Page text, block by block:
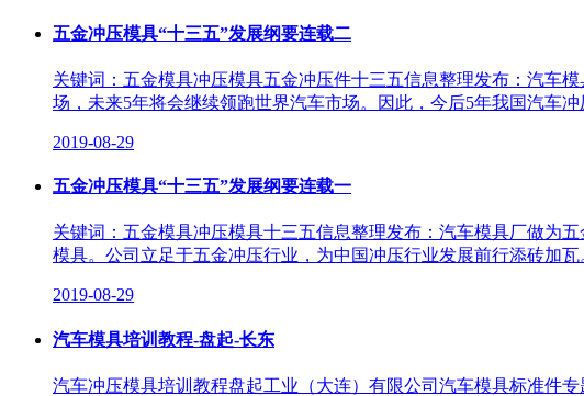
五金冲压模具“十三五”发展纲要连载二
关键词：五金模具冲压模具五金冲压件十三五信息整理发布：汽车
场，未来5年将会继续领跑世界汽车市场。因此，今后5年我国汽车
2019-08-29
五金冲压模具“十三五”发展纲要连载一
关键词：五金模具冲压模具十三五信息整理发布：汽车模具厂做为
模具。公司立足于五金冲压行业，为中国冲压行业发展前行添砖加
2019-08-29
汽车模具培训教程-盘起-长东
汽车冲压模具培训教程盘起工业（大连）有限公司汽车模具标准件